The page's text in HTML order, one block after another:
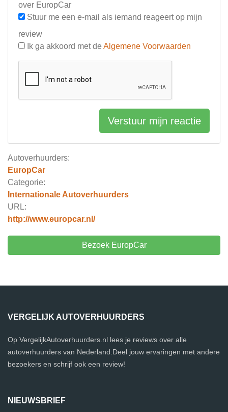
Autoverhuurders:
EuropCar
Categorie:
Internationale Autoverhuurders
URL:
http://www.europcar.nl/
Bezoek EuropCar
over EuropCar
Stuur me een e-mail als iemand reageert op mijn
review
Ik ga akkoord met de Algemene Voorwaarden
Verstuur mijn reactie
VERGELIJK AUTOVERHUURDERS
Op VergelijkAutoverhuurders.nl lees je reviews over alle
autoverhuurders van Nederland.Deel jouw ervaringen met andere
bezoekers en schrijf ook een review!
NIEUWSBRIEF